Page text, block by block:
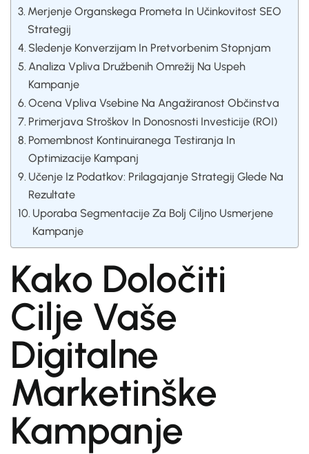
Merjenje Organskega Prometa In Učinkovitost SEO
Strategij
Sledenje Konverzijam In Pretvorbenim Stopnjam
Analiza Vpliva Družbenih Omrežij Na Uspeh
Kampanje
Ocena Vpliva Vsebine Na Angažiranost Občinstva
Primerjava Stroškov In Donosnosti Investicije (ROI)
Pomembnost Kontinuiranega Testiranja In
Optimizacije Kampanj
Učenje Iz Podatkov: Prilagajanje Strategij Glede Na
Rezultate
Uporaba Segmentacije Za Bolj Ciljno Usmerjene
Kampanje
Kako Določiti
Cilje Vaše
Digitalne
Marketinške
Kampanje